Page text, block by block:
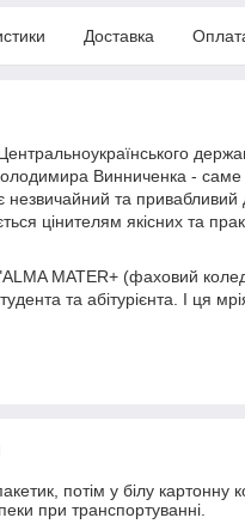
Доставка
Винниченка -
незвичайний та
цінителям якісних та
MATER+ (фаховий
та абітурієнта. І ця
потім у білу картонну
при транспортуванні.